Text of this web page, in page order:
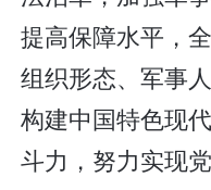
提高保障水平，
组织形态、军事
构建中国特色现
斗力，努力实现